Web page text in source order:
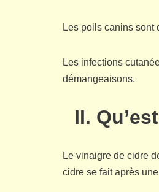
Les poils canins sont
Les infections
démangeaisons.
II.
Le vinaigre de cidre
cidre se fait après